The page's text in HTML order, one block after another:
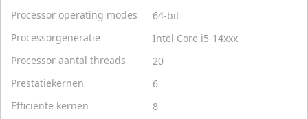
Processor operating modes
64-bit
Processorgeneratie
Intel Core i5-14xxx
Processor aantal threads
20
Prestatiekernen
6
Efficiënte kernen
8